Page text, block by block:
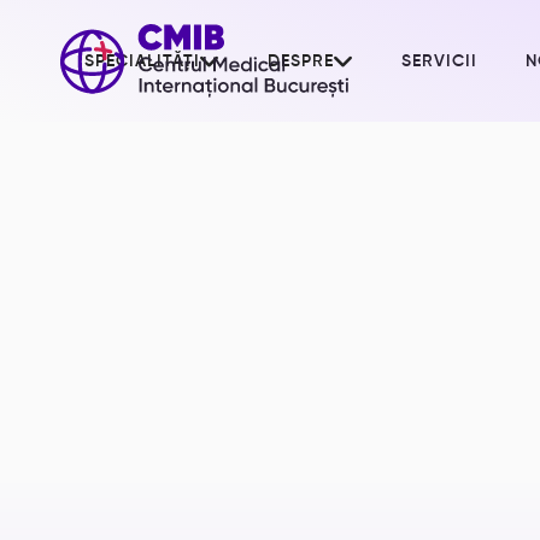
SPECIALITĂȚI DESPRE SERVICII